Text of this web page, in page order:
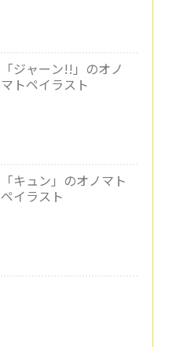
「ジャーン!!」のオノ
マトペイラスト
「キュン」のオノマト
ペイラスト